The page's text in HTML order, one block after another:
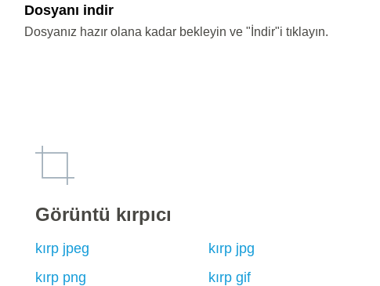
Dosyanı indir
Dosyanız hazır olana kadar bekleyin ve "İndir"i tıklayın.
Görüntü kırpıcı
kırp jpeg
kırp jpg
kırp png
kırp gif